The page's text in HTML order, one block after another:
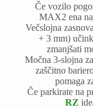
Če vozilo
MAX2 ena
Večslojna
+ 3 mm)
zmanjšati
Močna 3-slojna
zaščitno
pomaga
Če parkirate na
RZ